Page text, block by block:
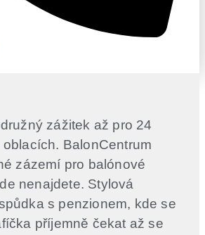
zážitek až pro 24
BalonCentrum
zázemí pro balónové
nenajdete. Stylová
s penzionem, kde se
příjemně čekat až se